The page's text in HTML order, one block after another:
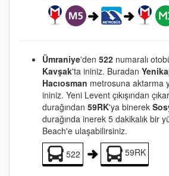
Ümraniye'den 522 numaralı
Kavşak'ta ininiz. Buradan
Hacıosman metrosuna aktarma
ininiz. Yeni Levent çıkışından
durağından 59RK'ya binerek
durağında inerek 5 dakikalık bir
Beach'e ulaşabilirsiniz.
522
59RK